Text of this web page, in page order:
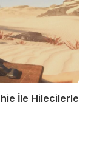
İle Hilecilerle